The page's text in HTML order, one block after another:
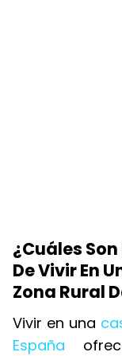
¿Cuáles
De Vivir En
Zona Rural
Vivir en una
España